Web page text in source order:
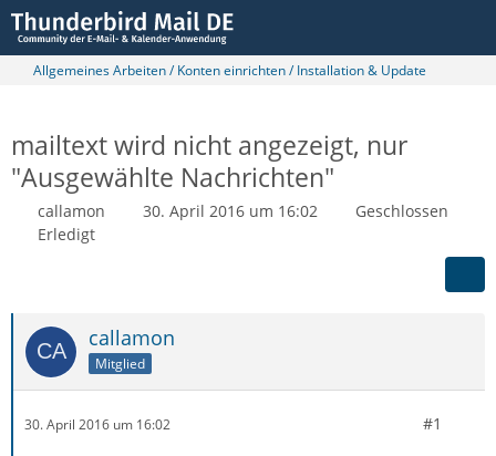
Allgemeines Arbeiten / Konten einrichten / Installation & Update
mailtext wird nicht angezeigt, nur
"Ausgewählte Nachrichten"
callamon 30. April 2016 um 16:02
Geschlossen
Erledigt
callamon
Mitglied
30. April 2016 um 16:02 #1